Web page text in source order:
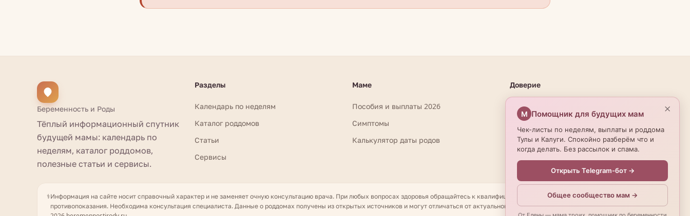
Беременность и Роды
Тёплый информационный спутник
будущей мамы: календарь по
неделям, каталог роддомов,
полезные статьи и сервисы.
Разделы
Календарь по неделям
Каталог роддомов
Статьи
Сервисы
Маме
Пособия и выплаты 2026
Симптомы
Калькулятор даты родов
Доверие
О проекте
Эксперты
Редакционная политика
⚕️Информация на сайте носит справочный характер и не заменяет очную консультацию врача. При любых вопросах здоровья обращайтесь к квалифицированному специалисту. Имеются
противопоказания. Необходима консультация специалиста. Данные о роддомах получены из открытых источников и могут отличаться от актуальной информации — уточняйте по телефону. ©
М Помощник для будущих мам
Чек-листы по неделям, выплаты и роддома
Тулы и Калуги. Спокойно разберём что и
когда делать. Без рассылок и спама.
Открыть Telegram-бот →
Общее сообщество мам →
×